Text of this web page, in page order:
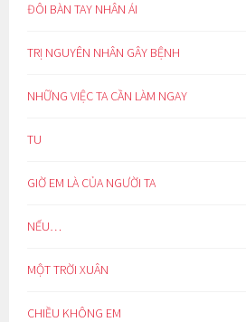
ĐÔI BÀN TAY NHÂN ÁI
TRỊ NGUYÊN NHÂN GÂY BỆNH
NHỮNG VIỆC TA CẦN LÀM NGAY
TU
GIỜ EM LÀ CỦA NGƯỜI TA
NẾU…
MỘT TRỜI XUÂN
CHIỀU KHÔNG EM